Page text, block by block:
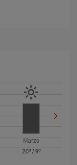
Marzo
20º/ 9º